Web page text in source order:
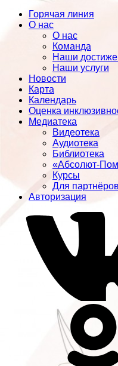
Горячая линия
О нас
О нас
Команда
Наши
Наши услуги
Новости
Карта
Календарь
Оценка
Медиатека
Видеотека
Аудиотека
Библиотека
«Абсолют-
Курсы
Для партнёров
Авторизация